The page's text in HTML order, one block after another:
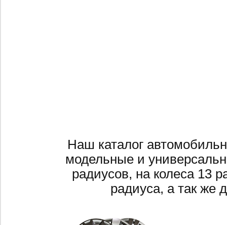
Наш каталог
модельные и
радиусов, на колеса 13
радиуса, а так же